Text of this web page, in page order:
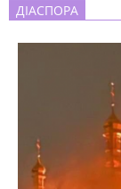
ДІАСПОРА